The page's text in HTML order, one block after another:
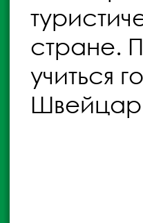
стране.
учиться